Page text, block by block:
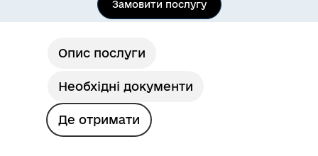
Замовити послугу
Опис послуги
Необхідні документи
Де отримати